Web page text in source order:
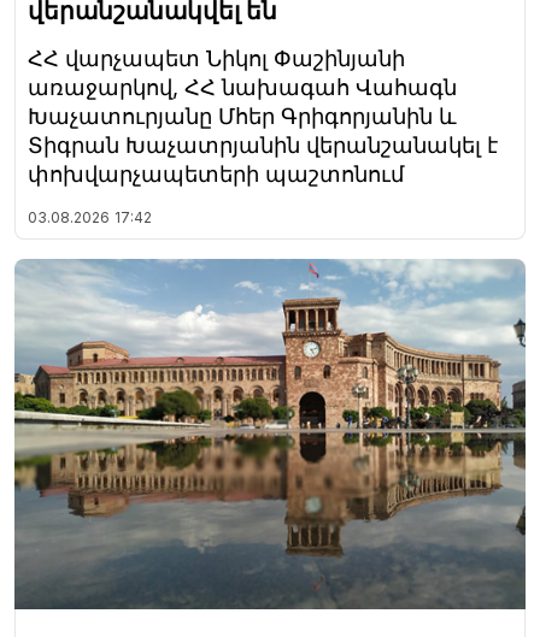
վերանշանակվել են
ՀՀ վարչապետ Նիկոլ Փաշինյանի
առաջարկով, ՀՀ նախագահ Վահագն
Խաչատուրյանը Մհեր Գրիգորյանին և
Տիգրան Խաչատրյանին վերանշանակել է
փոխվարչապետերի պաշտոնում
03.08.2026 17:42